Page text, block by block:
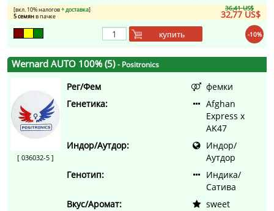
36,41 US$
32,77 US$
[вкл. 10% налогов+ доставка]
5 семянв пачке
-10%
купить
Wernard AUTO 100% (5)- Positronics
[ 036032-5 ]
Рег/Фем
фемки
Генетика:
Afghan
Express x
AK47
Индор/Аутдор:
Индор/
Аутдор
Генотип:
Индика/
Сатива
Вкус/Аромат:
sweet